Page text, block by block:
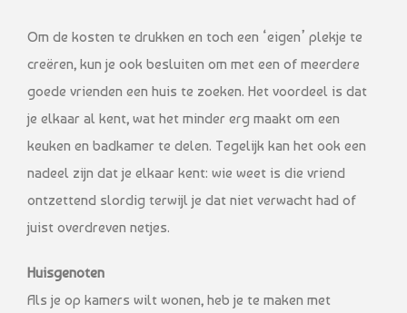
Om de kosten te drukken en toch een ‘eigen’ plekje te
creëren, kun je ook besluiten om met een of meerdere
goede vrienden een huis te zoeken. Het voordeel is dat
je elkaar al kent, wat het minder erg maakt om een
keuken en badkamer te delen. Tegelijk kan het ook een
nadeel zijn dat je elkaar kent: wie weet is die vriend
ontzettend slordig terwijl je dat niet verwacht had of
juist overdreven netjes.
Huisgenoten
Als je op kamers wilt wonen, heb je te maken met